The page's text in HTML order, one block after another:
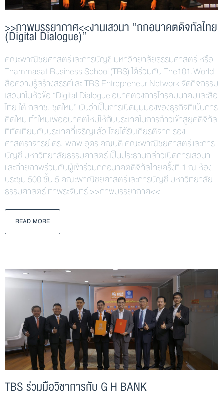
>>ภาพบรรยากาศ<<งานเสวนา “ถกอนาคตดิจิทัลไทย
(Digital Dialogue)”
คณะพาณิชยศาสตร์และการบัญชี มหาวิทยาลัยธรรมศาสตร์ หรือ
Thammasat Business School (TBS) ได้ร่วมกับ The101.World
สื่อความรู้สร้างสรรค์และ TBS Entrepreneur Network จัดกิจกรรม
เสวนาในหัวข้อ “Digital Dialogue อนาคตวงการโทรคมนาคมและสื่อ
ไทย ใต้ กสทช. ชุดใหม่” นับว่าเป็นการเปิดมุมมองของธุรกิจที่เน้นการ
คิดใหม่ ทำใหม่เพื่ออนาคตใหม่ให้กับประเทศในการก้าวเข้าสู่ยุคดิจิทัล
ที่ทัดเทียมกับประเทศที่เจริญแล้ว โดยได้รับเกียรติจาก รอง
ศาสตราจารย์ ดร. พิภพ อุดร คณบดี คณะพาณิชยศาสตร์และการ
บัญชี มหาวิทยาลัยธรรมศาสตร์ เป็นประธานกล่าวเปิดการเสวนา
และถ่ายภาพร่วมกับผู้เข้าร่วมถกอนาคตดิจิทัลไทยครั้งที่ 1 ณ ห้อง
ประชุม 500 ชั้น 5 คณะพาณิชยศาสตร์และการบัญชี มหาวิทยาลัย
ธรรมศาสตร์ ท่าพระจันทร์ >>ภาพบรรยากาศ<<
READ MORE
TBS ร่วมมือวิชาการกับ G H BANK